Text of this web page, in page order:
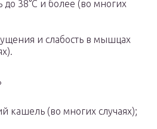
38°С и более (во многих
и слабость в мышцах
кашель (во многих случаях);